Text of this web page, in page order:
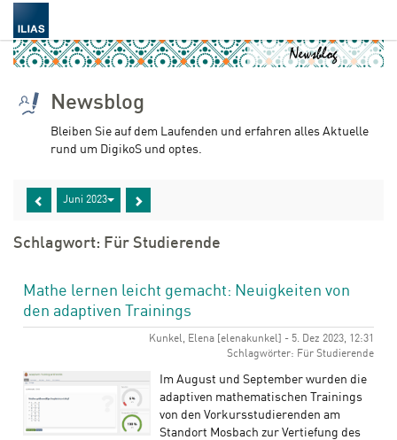
Newsblog
Bleiben Sie auf dem Laufenden und erfahren alles Aktuelle
rund um DigikoS und optes.
Juni 2023
Schlagwort: Für Studierende
Mathe lernen leicht gemacht: Neuigkeiten von
den adaptiven Trainings
Kunkel, Elena [elenakunkel] - 5. Dez 2023, 12:31
Schlagwörter: Für Studierende
Im August und September wurden die
adaptiven mathematischen Trainings
von den Vorkursstudierenden am
Standort Mosbach zur Vertiefung des